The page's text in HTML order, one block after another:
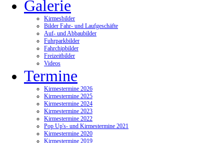
Galerie
Kirmesbilder
Bilder Fahr- und Laufgeschäfte
Auf- und Abbaubilder
Fuhrparkbilder
Fahrchipbilder
Freizeitbilder
Videos
Termine
Kirmestermine 2026
Kirmestermine 2025
Kirmestermine 2024
Kirmestermine 2023
Kirmestermine 2022
Pop Up's- und Kirmestermine 2021
Kirmestermine 2020
Kirmestermine 2019